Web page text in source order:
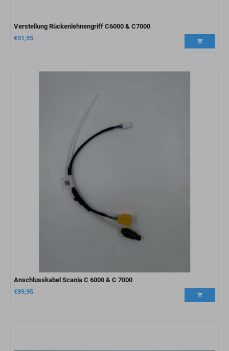
Verstellung Rückenlehnengriff C6000 & C7000
€51,95
Anschlusskabel Scania C 6000 & C 7000
€99,95